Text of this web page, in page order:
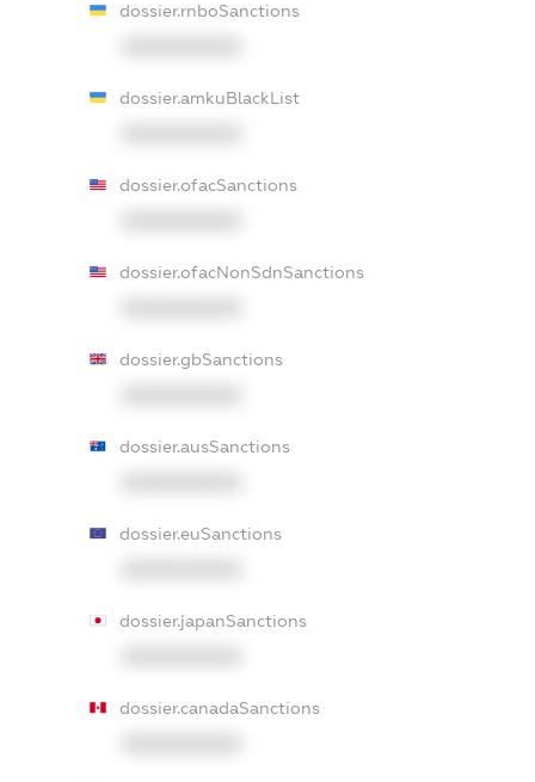
dossier.rnboSanctions
dossier.amkuBlackList
dossier.ofacSanctions
dossier.ofacNonSdnSanctions
dossier.gbSanctions
dossier.ausSanctions
dossier.euSanctions
dossier.japanSanctions
dossier.canadaSanctions